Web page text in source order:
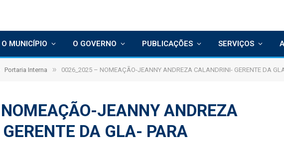
O MUNICÍPIO O GOVERNO PUBLICAÇÕES SERVIÇOS
Portaria Interna » 0026_2025 – NOMEAÇÃO-JEANNY ANDREZA CALANDRINI- GERENTE DA
JEANNY ANDREZA
DA GLA- PARA